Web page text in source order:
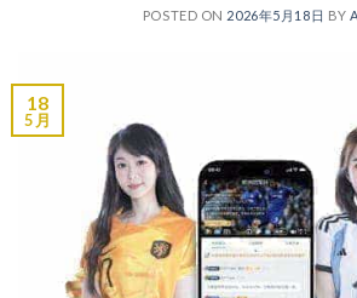
POSTED ON 2026年5月18日 BY
18
5 月